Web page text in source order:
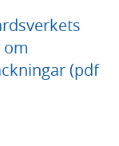
om
(pdf